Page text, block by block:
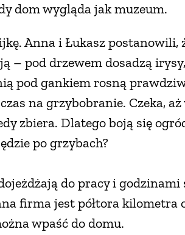
dom wygląda jak muzeum.
Anna i Łukasz postanowili,
– pod drzewem dosadzą
pod gankiem rosną
na grzybobranie. Czeka,
zbiera. Dlatego boją się
po grzybach?
do pracy i
firma jest półtora kilometra
wpaść do domu.